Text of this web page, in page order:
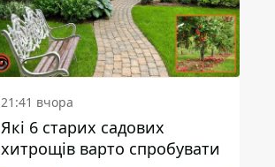
21:41 вчора
Які 6 старих садових
хитрощів варто спробувати